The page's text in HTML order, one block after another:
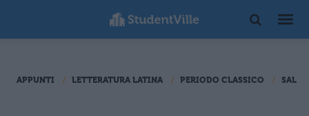
APPUNTI LETTERATURA LATINA PERIODO CLASSICO